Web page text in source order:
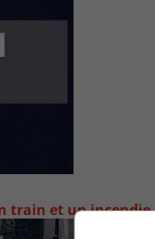
train et un incendie